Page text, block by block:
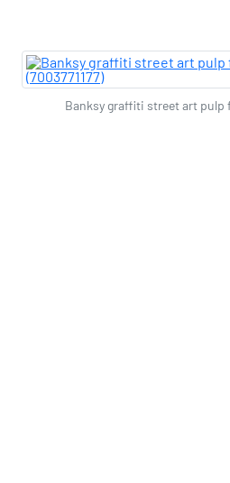
Banksy graffiti street art pulp